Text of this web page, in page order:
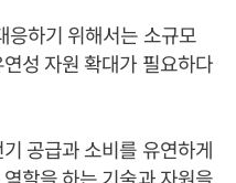
응하기 위해서는 소규모
성 자원 확대가 필요하다
공급과 소비를 유연하게